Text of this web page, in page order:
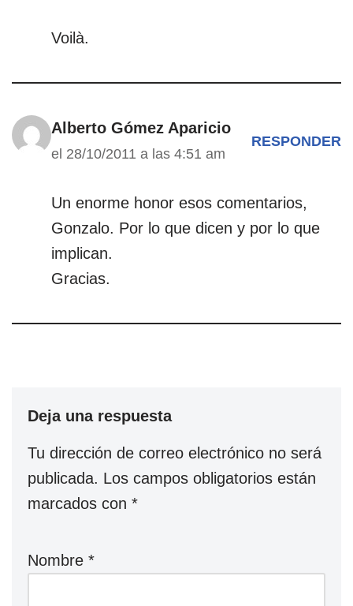
Voilà.
Alberto Gómez Aparicio
el 28/10/2011 a las 4:51 am
RESPONDER
Un enorme honor esos comentarios,
Gonzalo. Por lo que dicen y por lo que
implican.
Gracias.
Deja una respuesta
Tu dirección de correo electrónico no será
publicada. Los campos obligatorios están
marcados con *
Nombre *